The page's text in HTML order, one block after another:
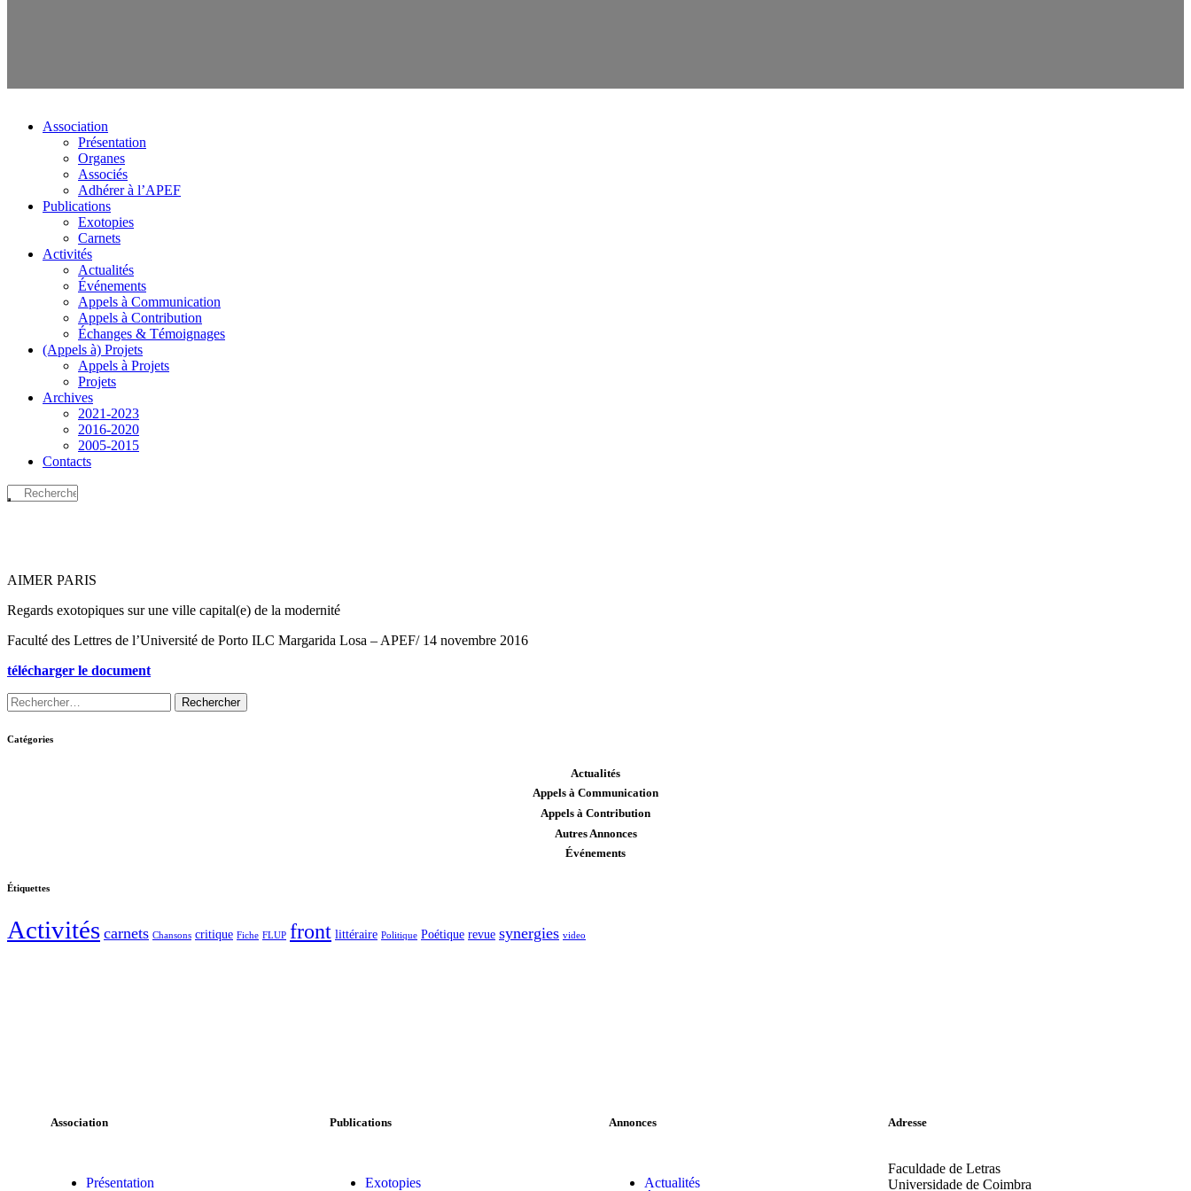
Association
Présentation
Organes
Associés
Adhérer à l’APEF
Publications
Exotopies
Carnets
Activités
Actualités
Événements
Appels à Communication
Appels à Contribution
Échanges & Témoignages
(Appels à) Projets
Appels à Projets
Projets
Archives
2021-2023
2016-2020
2005-2015
Contacts
AIMER PARIS
Regards exotopiques sur une ville capital(e) de la modernité
Faculté des Lettres de l’Université de Porto ILC Margarida Losa – APEF/ 14 novembre 2016
télécharger le document
Catégories
Actualités
Appels à Communication
Appels à Contribution
Autres Annonces
Événements
Étiquettes
Activités carnets Chansons critique Fiche FLUP front littéraire Politique Poétique revue synergies video
Association
Présentation
Publications
Exotopies
Annonces
Actualités
Adresse
Faculdade de Letras
Universidade de Coimbra